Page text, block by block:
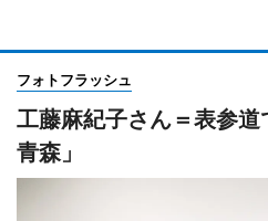
フォトフラッシュ
工藤麻紀子さん＝表参
青森」